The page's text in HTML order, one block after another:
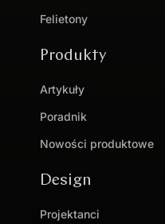
Felietony
Produkty
Artykuły
Poradnik
Nowości produktowe
Design
Projektanci